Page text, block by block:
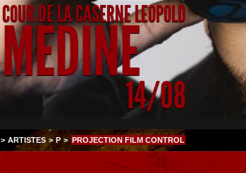
COUR DE LA CASERNE LEOPOLD
MEDINE
14/08
> ARTISTES > P > PROJECTION FILM CONTROL